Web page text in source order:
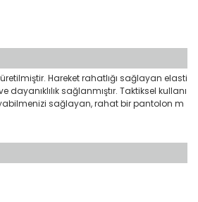
Hareket rahatlığı sağlayan elasti
sağlanmıştır. Taktiksel kullanı
sağlayan, rahat bir pantolon m